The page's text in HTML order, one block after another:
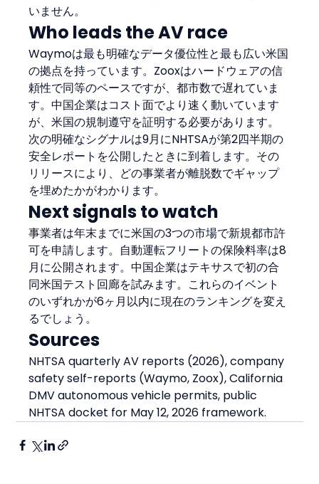
いません。
Who leads the AV race
Waymoは最も明確なデータ優位性と最も広い米国
の拠点を持っています。Zooxはハードウェアの信
頼性で同等のペースですが、都市数で遅れていま
す。中国企業はコスト面でより速く動いています
が、米国の規制遵守を証明する必要があります。
次の明確なシグナルは9月にNHTSAが第2四半期の
安全レポートを公開したときに到着します。その
リリースにより、どの事業者が離脱数でギャップ
を埋めたかがわかります。
Next signals to watch
事業者は年末までに米国の3つの市場で新規都市許
可を申請します。自動運転フリートの保険料率は8
月に公開されます。中国企業はテキサスで初の合
同米国テスト回廊を試みます。これらのイベント
のいずれかが6ヶ月以内に現在のランキングを変え
るでしょう。
Sources
NHTSA quarterly AV reports (2026), company
safety self-reports (Waymo, Zoox), California
DMV autonomous vehicle permits, public
NHTSA docket for May 12, 2026 framework.